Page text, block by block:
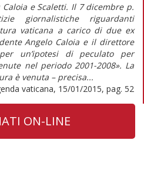
Caloia e Scaletti. Il 7 dicembre p.
giornalistiche riguardanti
vaticana a carico di due ex
Angelo Caloia e il direttore
un’ipotesi di peculato per
nel periodo 2001-2008». La
è venuta – precisa...
vaticana, 15/01/2015, pag. 52
ON-LINE